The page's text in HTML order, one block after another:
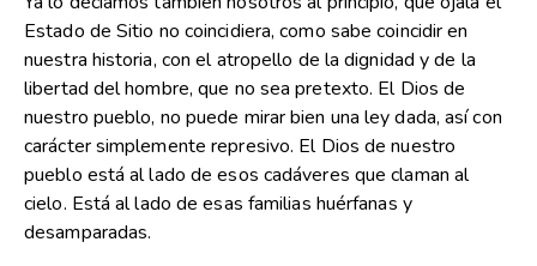
Estado de Sitio no coincidiera, como sabe coincidir en
nuestra historia, con el atropello de la dignidad y de la
libertad del hombre, que no sea pretexto. El Dios de
nuestro pueblo, no puede mirar bien una ley dada, así con
carácter simplemente represivo. El Dios de nuestro
pueblo está al lado de esos cadáveres que claman al
cielo. Está al lado de esas familias huérfanas y
desamparadas.